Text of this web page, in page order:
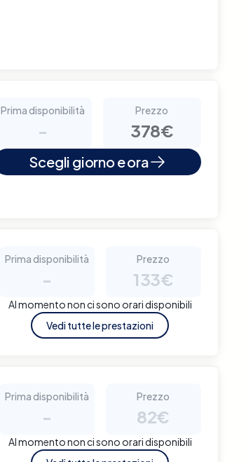
Prima disponibilità
-
Prezzo
378€
Scegli giorno e ora
Prima disponibilità
-
Prezzo
133€
Al momento non ci sono orari disponibili
Vedi tutte le prestazioni
Prima disponibilità
-
Prezzo
82€
Al momento non ci sono orari disponibili